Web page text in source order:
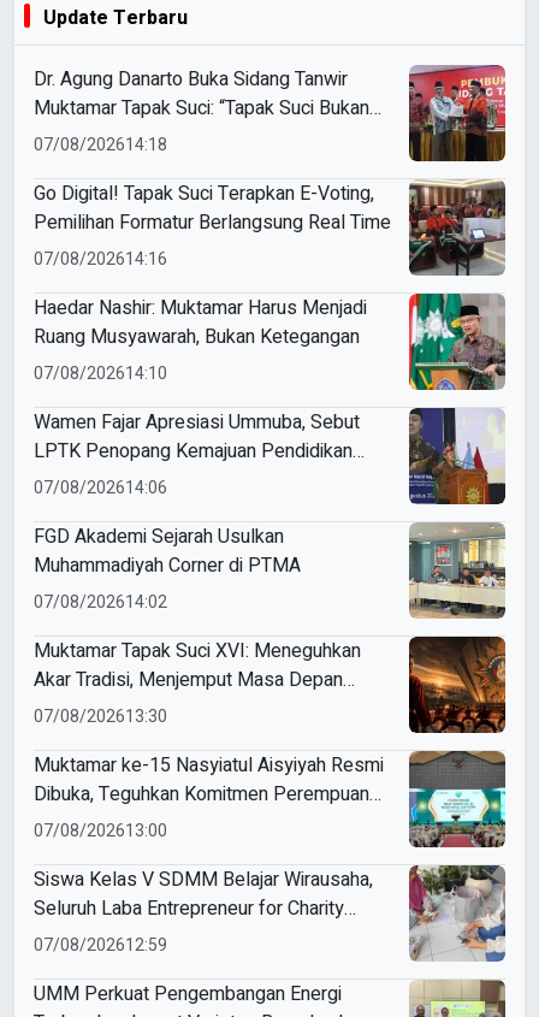
Update Terbaru
Dr. Agung Danarto Buka Sidang Tanwir
Muktamar Tapak Suci: “Tapak Suci Bukan
Organisasi Ko Ping Ho dan Dracin”
07/08/202614:18
Go Digital! Tapak Suci Terapkan E-Voting,
Pemilihan Formatur Berlangsung Real Time
07/08/202614:16
Haedar Nashir: Muktamar Harus Menjadi
Ruang Musyawarah, Bukan Ketegangan
07/08/202614:10
Wamen Fajar Apresiasi Ummuba, Sebut
LPTK Penopang Kemajuan Pendidikan
Indonesia
07/08/202614:06
FGD Akademi Sejarah Usulkan
Muhammadiyah Corner di PTMA
07/08/202614:02
Muktamar Tapak Suci XVI: Meneguhkan
Akar Tradisi, Menjemput Masa Depan
Mendunia
07/08/202613:30
Muktamar ke-15 Nasyiatul Aisyiyah Resmi
Dibuka, Teguhkan Komitmen Perempuan
Muda Berkemajuan
07/08/202613:00
Siswa Kelas V SDMM Belajar Wirausaha,
Seluruh Laba Entrepreneur for Charity
Didonasikan
07/08/202612:59
UMM Perkuat Pengembangan Energi